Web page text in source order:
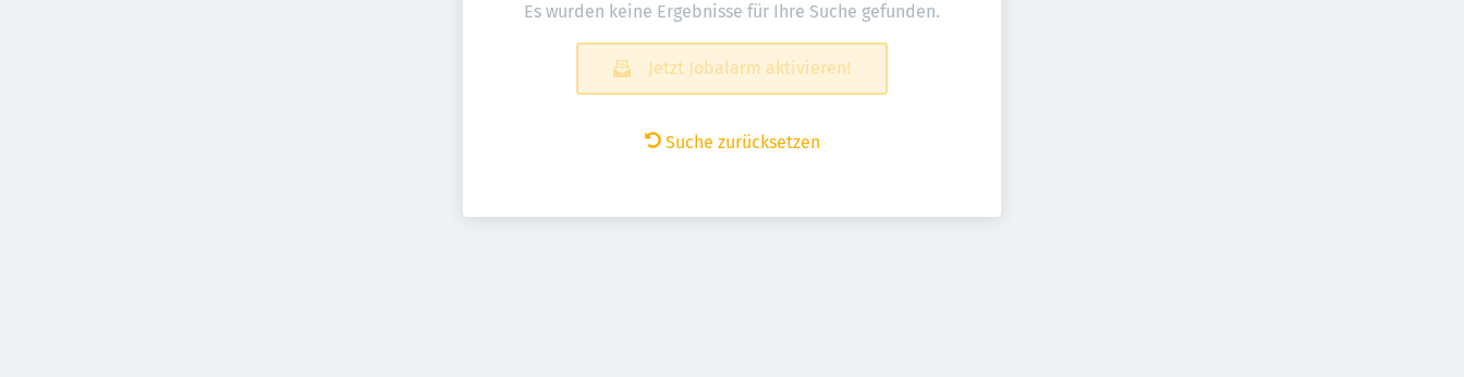
Es wurden keine Ergebnisse für Ihre Suche gefunden.
Jetzt Jobalarm aktivieren!
Suche zurücksetzen